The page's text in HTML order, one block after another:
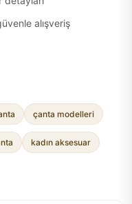
alışveriş
çanta modelleri
kadın aksesuar